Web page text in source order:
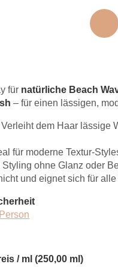
für natürliche Beach
– für einen lässigen,
dem Haar lässige
für moderne Textur-
ohne Glanz oder
und eignet sich für
/ ml (250,00 ml)